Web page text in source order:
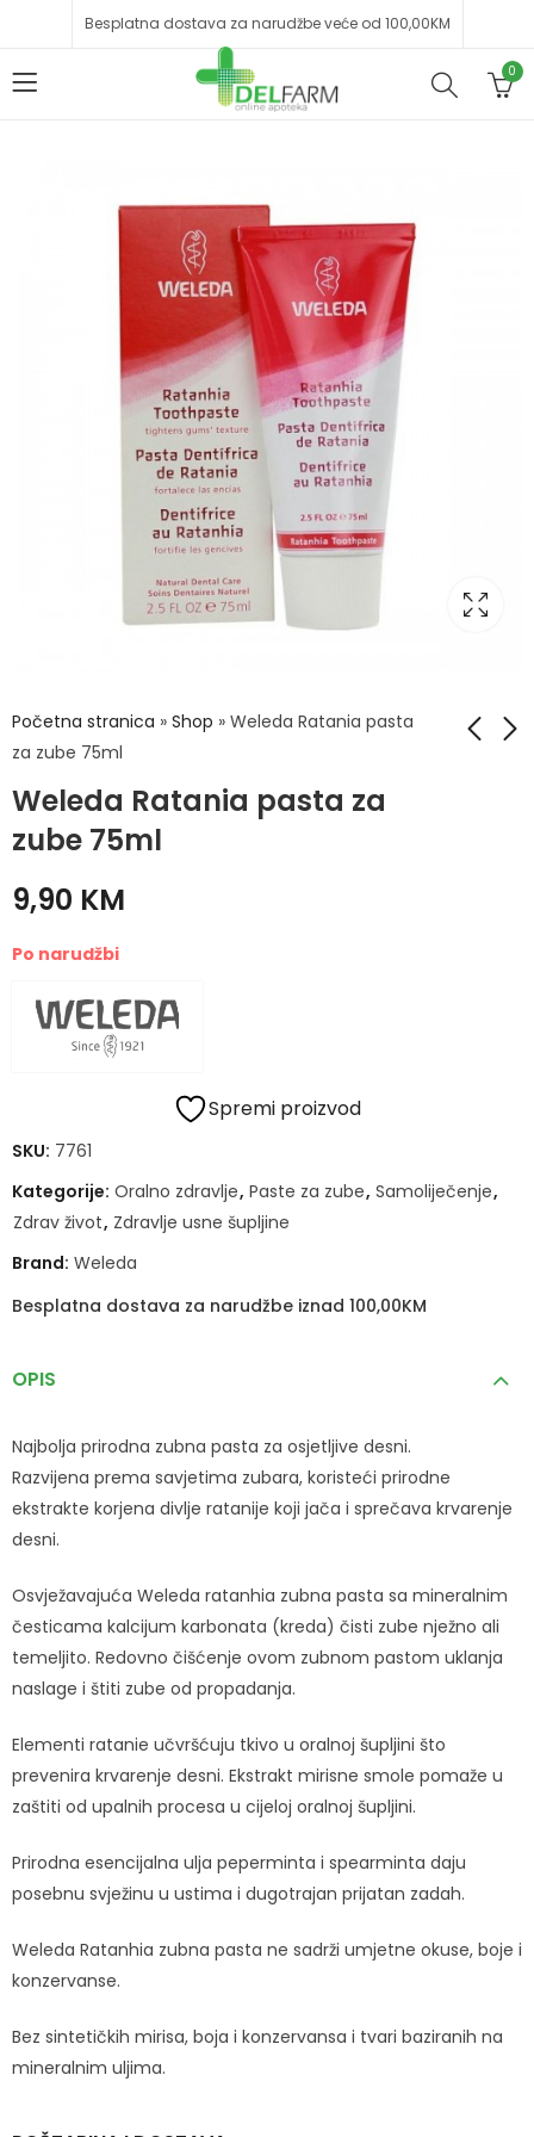
Besplatna dostava za narudžbe veće od 100,00KM
0
Početna stranica » Shop » Weleda Ratania pasta
za zube 75ml
Weleda Ratania pasta za
zube 75ml
Weleda Puter Skin
Weleda šampon i
9,90 KM
Po narudžbi
Spremi proizvod
SKU: 7761
Kategorije: Oralno zdravlje, Paste za zube, Samoliječenje,
Zdrav život, Zdravlje usne šupljine
Brand: Weleda
Besplatna dostava za narudžbe iznad 100,00KM
OPIS
Najbolja prirodna zubna pasta za osjetljive desni.
Razvijena prema savjetima zubara, koristeći prirodne
ekstrakte korjena divlje ratanije koji jača i sprečava krvarenje
desni.
Osvježavajuća Weleda ratanhia zubna pasta sa mineralnim
česticama kalcijum karbonata (kreda) čisti zube nježno ali
temeljito. Redovno čišćenje ovom zubnom pastom uklanja
naslage i štiti zube od propadanja.
Elementi ratanie učvršćuju tkivo u oralnoj šupljini što
prevenira krvarenje desni. Ekstrakt mirisne smole pomaže u
zaštiti od upalnih procesa u cijeloj oralnoj šupljini.
Prirodna esencijalna ulja peperminta i spearminta daju
posebnu svježinu u ustima i dugotrajan prijatan zadah.
Weleda Ratanhia zubna pasta ne sadrži umjetne okuse, boje i
konzervanse.
Bez sintetičkih mirisa, boja i konzervansa i tvari baziranih na
mineralnim uljima.